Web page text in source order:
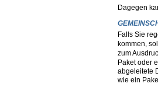
Dagegen
Falls Sie
kommen,
zum
Paket oder
abgeleitete
wie ein